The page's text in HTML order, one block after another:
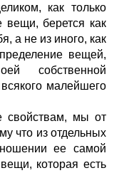
как только
берется как
а не из иного, как
вещей,
собственной
малейшего
свойствам, мы от
что из отдельных
ее самой
которая есть